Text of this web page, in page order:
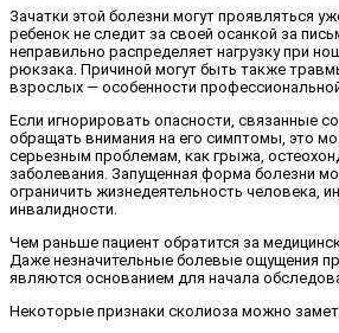
Зачатки этой болезни могут проявляться
ребенок не следит за своей осанкой за
неправильно распределяет нагрузку при
рюкзака. Причиной могут быть также
взрослых — особенности
Если игнорировать опасности, связанные
обращать внимания на его симптомы, это
серьезным проблемам, как грыжа,
заболевания. Запущенная форма болезни
ограничить жизнедеятельность человека,
инвалидности.
Чем раньше пациент обратится за
Даже незначительные болевые ощущения
являются основанием для начала
Некоторые признаки сколиоза можно